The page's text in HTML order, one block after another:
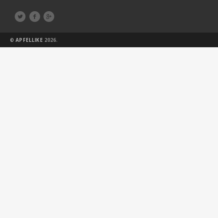
  
©APFELLIKE 2026.